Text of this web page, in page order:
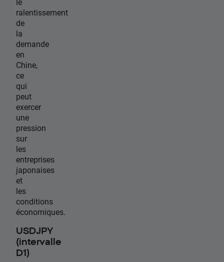
ralentissement
de
la
demande
en
Chine,
ce
qui
peut
exercer
une
pression
sur
les
entreprises
japonaises
et
les
conditions
économiques.
USDJPY
(intervalle
D1)